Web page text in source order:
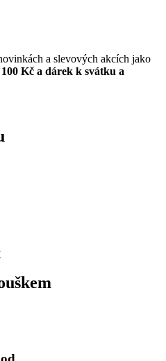
a slevových akcích jako
Kč a dárek k svátku a